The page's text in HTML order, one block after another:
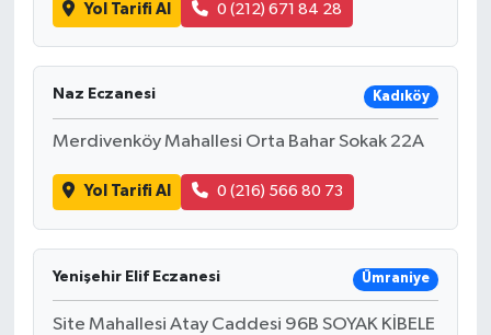
Yol Tarifi Al 0 (212) 671 84 28
Naz Eczanesi Kadıköy
Merdivenköy Mahallesi Orta Bahar Sokak 22A
Yol Tarifi Al 0 (216) 566 80 73
Yenişehir Elif Eczanesi Ümraniye
Site Mahallesi Atay Caddesi 96B SOYAK KİBELE